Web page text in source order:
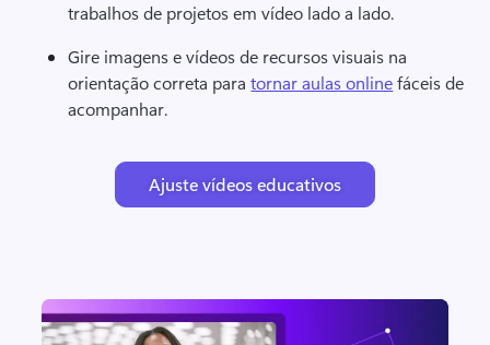
trabalhos de projetos em vídeo lado a lado.
Gire imagens e vídeos de recursos visuais na
orientação correta para tornar aulas online fáceis de
acompanhar.
Ajuste vídeos educativos